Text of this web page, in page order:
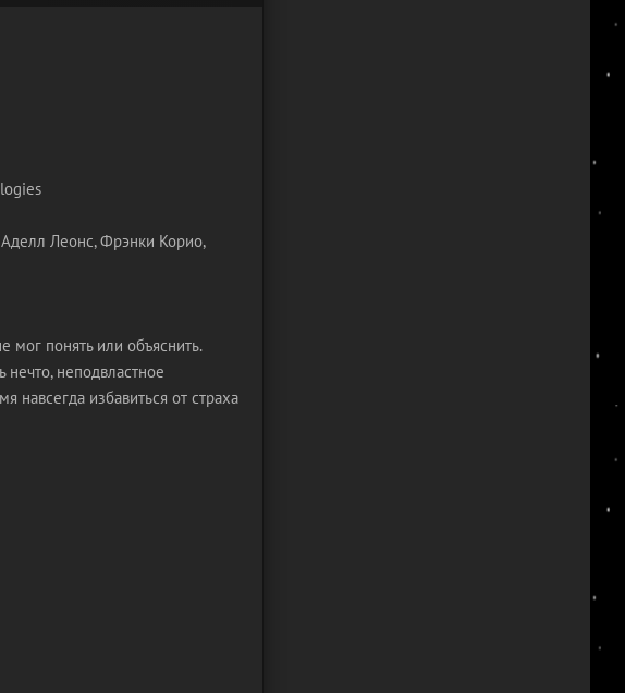
Леонс, Фрэнки Корио,
мог понять или объяснить.
неподвластное
навсегда избавиться от страха